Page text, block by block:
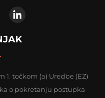
1. točkom (a) Uredbe (EZ)
o pokretanju postupka